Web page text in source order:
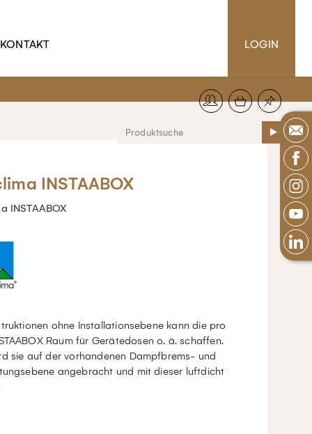
KONTAKT LOGIN
INSTAABOX
INSTAABOX
ohne Installationsebene kann die pro
Raum für Gerätedosen o. ä. schaffen.
sie auf der vorhandenen Dampfbrems- und
angebracht und mit dieser luftdicht